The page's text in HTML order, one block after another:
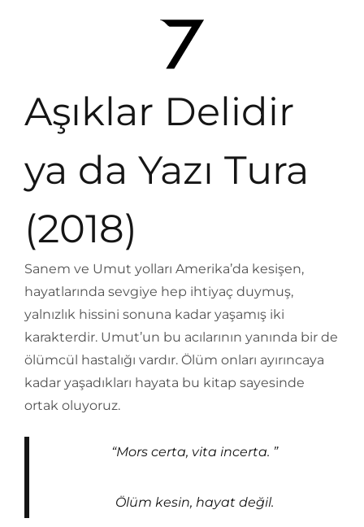
Aşıklar Delidir
ya da Yazı Tura
(2018)
Sanem ve Umut yolları Amerika’da kesişen,
hayatlarında sevgiye hep ihtiyaç duymuş,
yalnızlık hissini sonuna kadar yaşamış iki
karakterdir. Umut’un bu acılarının yanında bir de
ölümcül hastalığı vardır. Ölüm onları ayırıncaya
kadar yaşadıkları hayata bu kitap sayesinde
ortak oluyoruz.
“Mors certa, vita incerta. ”
Ölüm kesin, hayat değil.